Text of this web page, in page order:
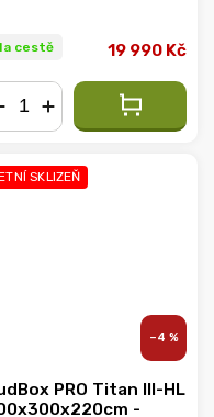
cestě 19 990 Kč
SKLIZEŇ
–4 %
PRO Titan III-HL
-